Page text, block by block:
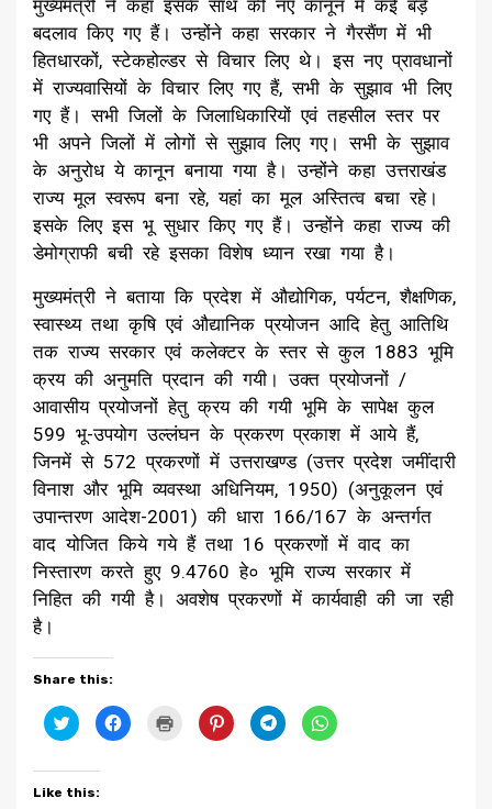
मुख्यमंत्री ने कहा इसके साथ की नए कानून में कई बड़े
बदलाव किए गए हैं। उन्होंने कहा सरकार ने गैरसैंण में भी
हितधारकों, स्टेकहोल्डर से विचार लिए थे। इस नए प्रावधानों
में राज्यवासियों के विचार लिए गए हैं, सभी के सुझाव भी लिए
गए हैं। सभी जिलों के जिलाधिकारियों एवं तहसील स्तर पर
भी अपने जिलों में लोगों से सुझाव लिए गए। सभी के सुझाव
के अनुरोध ये कानून बनाया गया है। उन्होंने कहा उत्तराखंड
राज्य मूल स्वरूप बना रहे, यहां का मूल अस्तित्व बचा रहे।
इसके लिए इस भू सुधार किए गए हैं। उन्होंने कहा राज्य की
डेमोग्राफी बची रहे इसका विशेष ध्यान रखा गया है।
मुख्यमंत्री ने बताया कि प्रदेश में औद्योगिक, पर्यटन, शैक्षणिक,
स्वास्थ्य तथा कृषि एवं औद्यानिक प्रयोजन आदि हेतु आतिथि
तक राज्य सरकार एवं कलेक्टर के स्तर से कुल 1883 भूमि
क्रय की अनुमति प्रदान की गयी। उक्त प्रयोजनों /
आवासीय प्रयोजनों हेतु क्रय की गयी भूमि के सापेक्ष कुल
599 भू-उपयोग उल्लंघन के प्रकरण प्रकाश में आये हैं,
जिनमें से 572 प्रकरणों में उत्तराखण्ड (उत्तर प्रदेश जमींदारी
विनाश और भूमि व्यवस्था अधिनियम, 1950) (अनुकूलन एवं
उपान्तरण आदेश-2001) की धारा 166/167 के अन्तर्गत
वाद योजित किये गये हैं तथा 16 प्रकरणों में वाद का
निस्तारण करते हुए 9.4760 हे० भूमि राज्य सरकार में
निहित की गयी है। अवशेष प्रकरणों में कार्यवाही की जा रही
है।
Share this:
Click
to
share
Twitter
(Opens
in
Click
to
Click Click
to
share
Click
to
share
Click
to
Like this: